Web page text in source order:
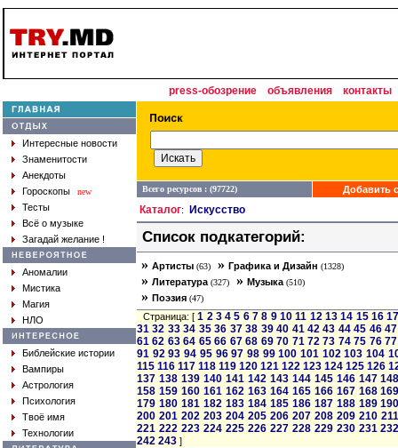
press-обозрение объявления контакты
Интересные новости
Знаменитости
Анекдоты
Гороскопы
new
Тесты
Всё о музыке
Загадай желание !
Аномалии
Мистика
Магия
НЛО
Библейские истории
Вампиры
Астрология
Психология
Твоё имя
Технологии
Всего ресурсов : (97722) Добавить
Каталог: Искусство
Список подкатегорий:
» Артисты (63) » Графика и Дизайн (1328)
» Литература (327) » Музыка (510)
» Поэзия (47)
Страница: [1 2 3 4 5 6 7 8 9 10 11 12 13 14 15 16
31 32 33 34 35 36 37 38 39 40 41 42 43 44 45 46 47
61 62 63 64 65 66 67 68 69 70 71 72 73 74 75 76 77
91 92 93 94 95 96 97 98 99 100 101 102 103 104
115 116 117 118 119 120 121 122 123 124 125 126
137 138 139 140 141 142 143 144 145 146 147
158 159 160 161 162 163 164 165 166 167 168
179 180 181 182 183 184 185 186 187 188 189
200 201 202 203 204 205 206 207 208 209 210 211
221 222 223 224 225 226 227 228 229 230 231
242 243 ]